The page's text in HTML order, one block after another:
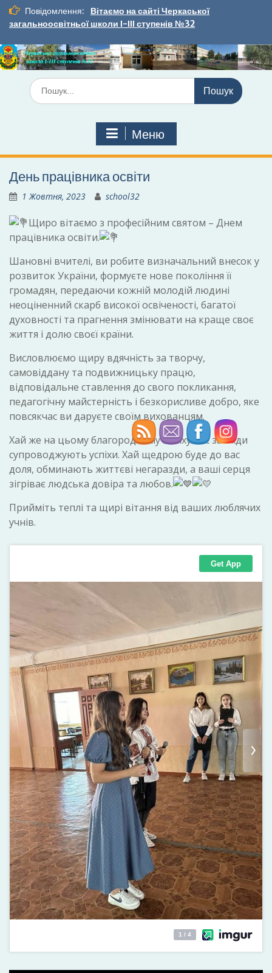
Перейти
вмісту
Повідомлення:
Вітаємо на сайті Черкаської
загальноосвітньої школи І-ІІІ ступенів №32
Шукати:
Меню
День працівника освіти
1 Жовтня, 2023 school32
Щиро вітаємо з професійним святом – Днем
працівника освіти.
Шановні вчителі, ви робите визначальний внесок у
розвиток України, формуєте нове покоління її
громадян, передаючи кожній молодій людині
неоціненний скарб високої освіченості, багатої
духовності та прагнення змінювати на краще своє
життя і долю своєї країни.
Висловлюємо щиру вдячність за творчу,
самовіддану та подвижницьку працю,
відповідальне ставлення до свого покликання,
педагогічну майстерність і безкорисливе добро, яке
повсякчас ви даруєте своїм вихованцям.
Хай же на цьому благородному шляху вас завжди
супроводжують успіхи. Хай щедрою буде до вас
доля, обминають життєві негаразди, а ваші серця
зігріває людська довіра та любов.
Прийміть теплі та щирі вітання від ваших люблячих
учнів.